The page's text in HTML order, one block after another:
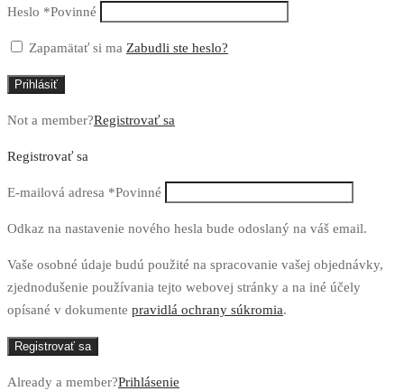
Heslo *Povinné
Zapamätať si ma Zabudli ste heslo?
Prihlásiť
Not a member?Registrovať sa
Registrovať sa
E-mailová adresa *Povinné
Odkaz na nastavenie nového hesla bude odoslaný na váš email.
Vaše osobné údaje budú použité na spracovanie vašej objednávky,
zjednodušenie používania tejto webovej stránky a na iné účely
opísané v dokumente pravidlá ochrany súkromia.
Registrovať sa
Already a member?Prihlásenie